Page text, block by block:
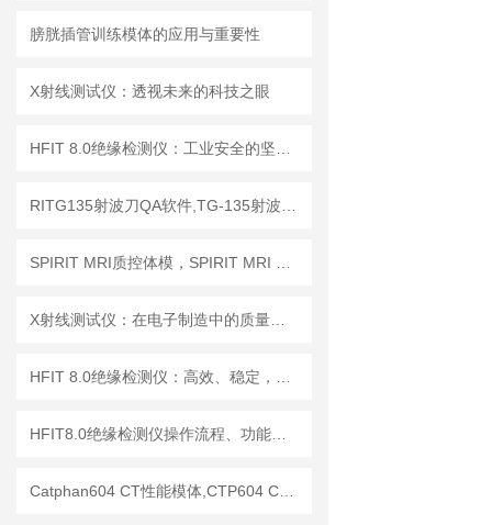
膀胱插管训练模体的应用与重要性
X射线测试仪：透视未来的科技之眼